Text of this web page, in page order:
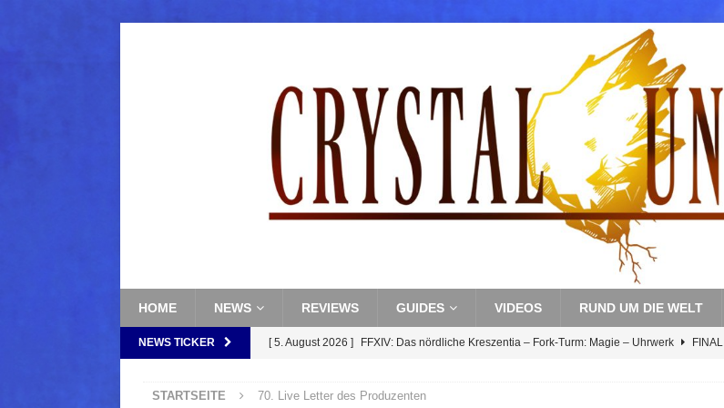
HOME NEWS REVIEWS GUIDES VIDEOS RUND UM DIE WELT
NEWS TICKER [ 5. August 2026 ] FFXIV: Das nördliche Kreszentia – Fork-Turm: Magie – Uhrwerk FINAL
STARTSEITE 70. Live Letter des Produzenten